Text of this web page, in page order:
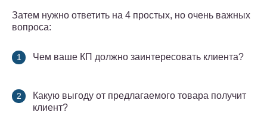
Затем нужно ответить на 4 простых, но очень важных
вопроса:
Чем ваше КП должно заинтересовать клиента?
Какую выгоду от предлагаемого товара получит
клиент?